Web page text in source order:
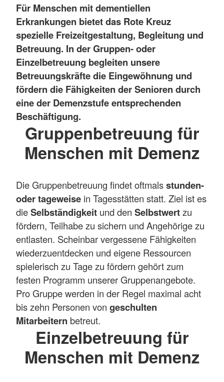
Für Menschen mit dementiellen
Erkrankungen bietet das Rote Kreuz
spezielle Freizeitgestaltung, Begleitung und
Betreuung. In der Gruppen- oder
Einzelbetreuung begleiten unsere
Betreuungskräfte die Eingewöhnung und
fördern die Fähigkeiten der Senioren durch
eine der Demenzstufe entsprechenden
Beschäftigung.
Gruppenbetreuung für
Menschen mit Demenz
Die Gruppenbetreuung findet oftmalsstunden-
oder tageweise in Tagesstätten statt. Ziel ist es
dieSelbständigkeit und den Selbstwertzu
fördern, Teilhabe zu sichern und Angehörige zu
entlasten. Scheinbar vergessene Fähigkeiten
wiederzuentdecken und eigene Ressourcen
spielerisch zu Tage zu fördern gehört zum
festen Programm unserer Gruppenangebote.
Pro Gruppe werden in der Regel maximal acht
bis zehn Personen von geschulten
Mitarbeitern betreut.
Einzelbetreuung für
Menschen mit Demenz